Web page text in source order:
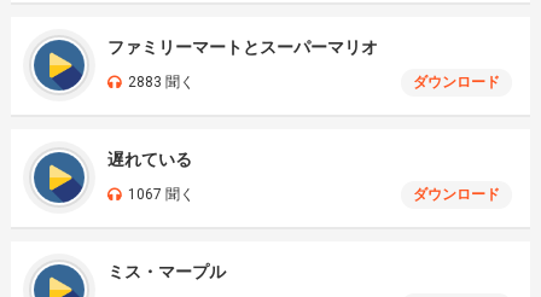
ファミリーマートとスーパーマリオ
2883 聞く ダウンロード
遅れている
1067 聞く ダウンロード
ミス・マープル